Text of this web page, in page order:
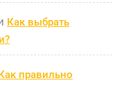
Как выбрать
Как правильно